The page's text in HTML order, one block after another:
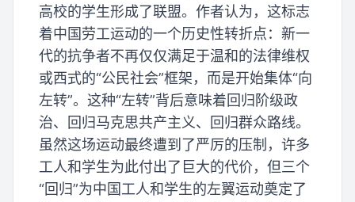
高校的学生形成了联盟。作者认为，这标志
着中国劳工运动的一个历史性转折点：新一
代的抗争者不再仅仅满足于温和的法律维权
或西式的“公民社会”框架，而是开始集体“向
左转”。这种“左转”背后意味着回归阶级政
治、回归马克思共产主义、回归群众路线。
虽然这场运动最终遭到了严厉的压制，许多
工人和学生为此付出了巨大的代价，但三个
“回归”为中国工人和学生的左翼运动奠定了